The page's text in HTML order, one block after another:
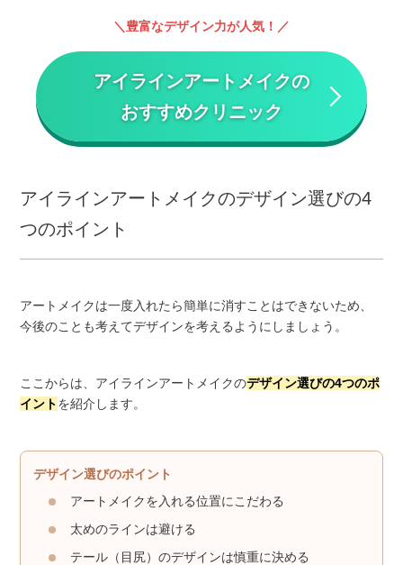
豊富なデザイン力が人気！
アイラインアートメイクの
おすすめクリニック
アイラインアートメイクのデザイン選びの4
つのポイント
アートメイクは一度入れたら簡単に消すことはできないため、
今後のことも考えてデザインを考えるようにしましょう。
ここからは、アイラインアートメイクのデザイン選びの4つのポ
イントを紹介します。
デザイン選びのポイント
アートメイクを入れる位置にこだわる
太めのラインは避ける
テール（目尻）のデザインは慎重に決める